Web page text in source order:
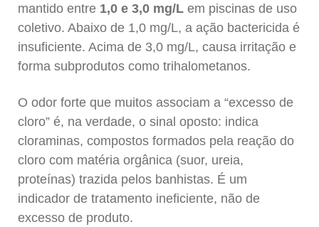
mantido entre 1,0 e 3,0 mg/L em piscinas de uso
coletivo. Abaixo de 1,0 mg/L, a ação bactericida é
insuficiente. Acima de 3,0 mg/L, causa irritação e
forma subprodutos como trihalometanos.
O odor forte que muitos associam a “excesso de
cloro” é, na verdade, o sinal oposto: indica
cloraminas, compostos formados pela reação do
cloro com matéria orgânica (suor, ureia,
proteínas) trazida pelos banhistas. É um
indicador de tratamento ineficiente, não de
excesso de produto.